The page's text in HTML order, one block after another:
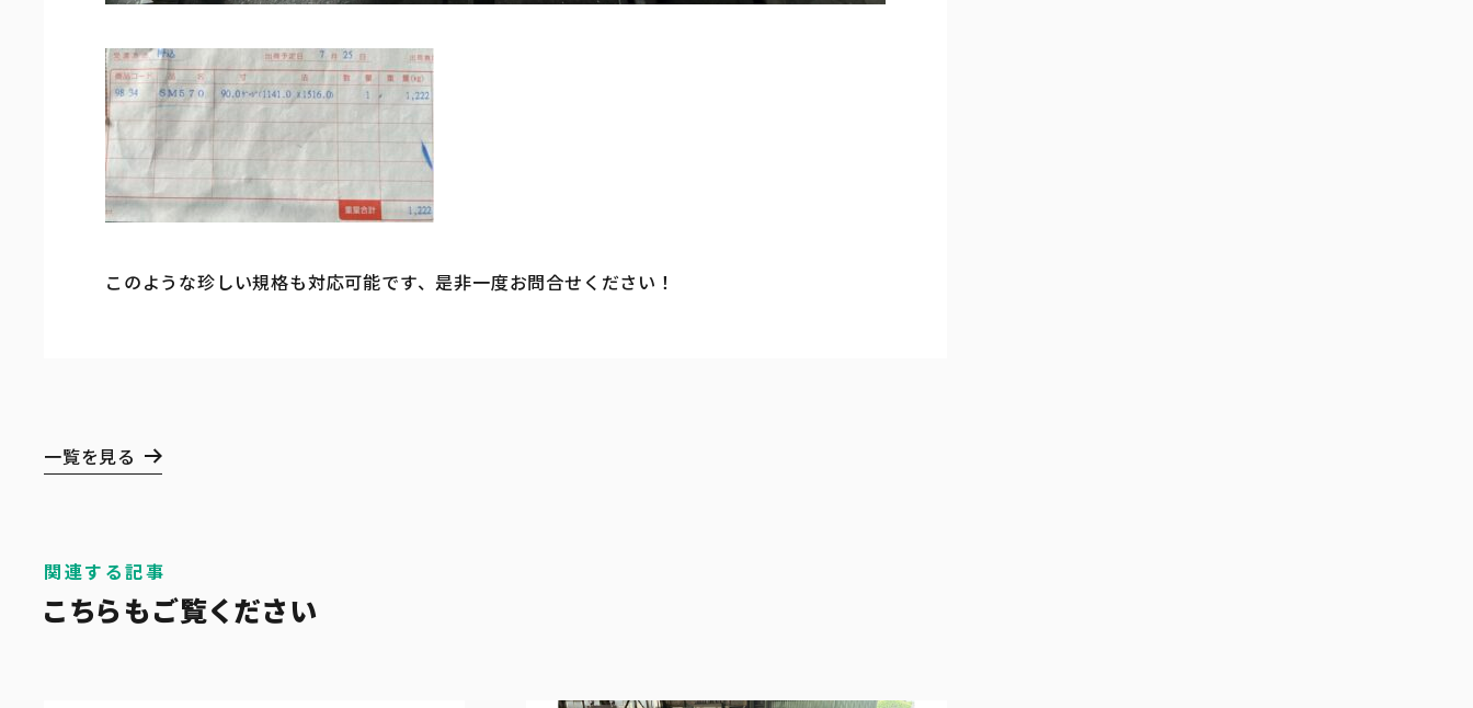
このような珍しい規格も対応可能です、是非一度お問合せください！
一覧を見る
関連する記事
こちらもご覧ください